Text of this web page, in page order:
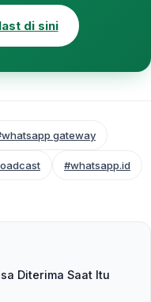
di sini
gateway
#whatsapp.id
Diterima Saat Itu